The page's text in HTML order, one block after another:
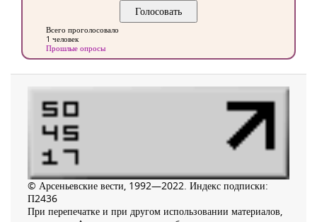
Всего проголосовало
1 человек
Прошлые опросы
© Арсеньевские вести, 1992—2022. Индекс подписки:
П2436
При перепечатке и при другом использовании материалов,